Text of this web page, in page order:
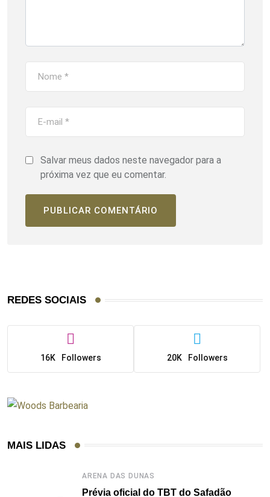
Salvar meus dados neste navegador para a
próxima vez que eu comentar.
REDES SOCIAIS
16K Followers 20K Followers
MAIS LIDAS
ARENA DAS DUNAS
Prévia oficial do TBT do Safadão